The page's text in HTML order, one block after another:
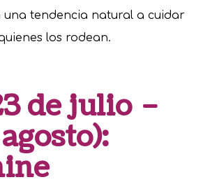
una tendencia natural a cuidar
los rodean.
de julio –